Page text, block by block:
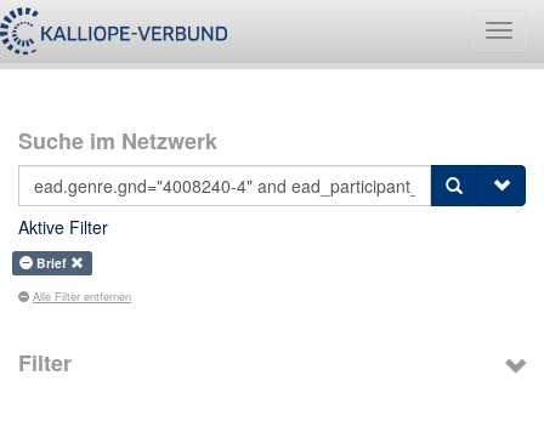
Suche im Netzwerk
Aktive Filter
Brief
Alle Filter entfernen
Filter